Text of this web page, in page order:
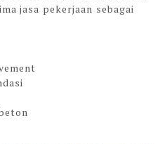
jasa pekerjaan sebagai